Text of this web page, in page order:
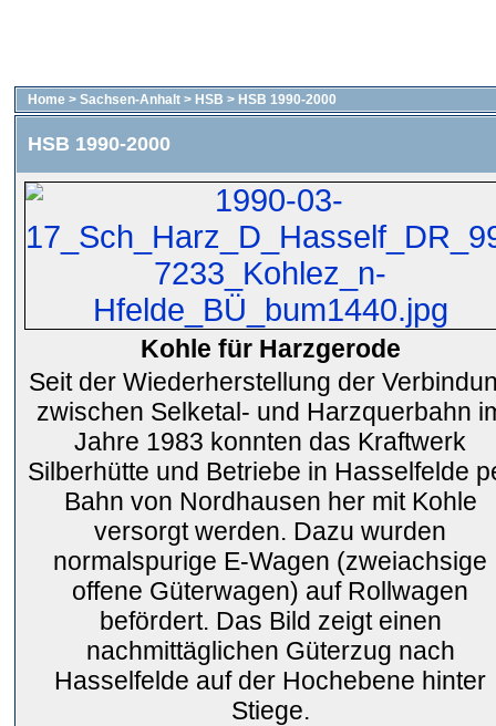
Home > Sachsen-Anhalt > HSB > HSB 1990-2000
HSB 1990-2000
Kohle für Harzgerode
Seit der Wiederherstellung der
zwischen Selketal- und Harzquerbahn
Jahre 1983 konnten das Kraftwerk
Silberhütte und Betriebe in Hasselfelde
Bahn von Nordhausen her mit Kohle
versorgt werden. Dazu wurden
normalspurige E-Wagen (zweiachsige
offene Güterwagen) auf Rollwagen
befördert. Das Bild zeigt einen
nachmittäglichen Güterzug nach
Hasselfelde auf der Hochebene hinter
Stiege.